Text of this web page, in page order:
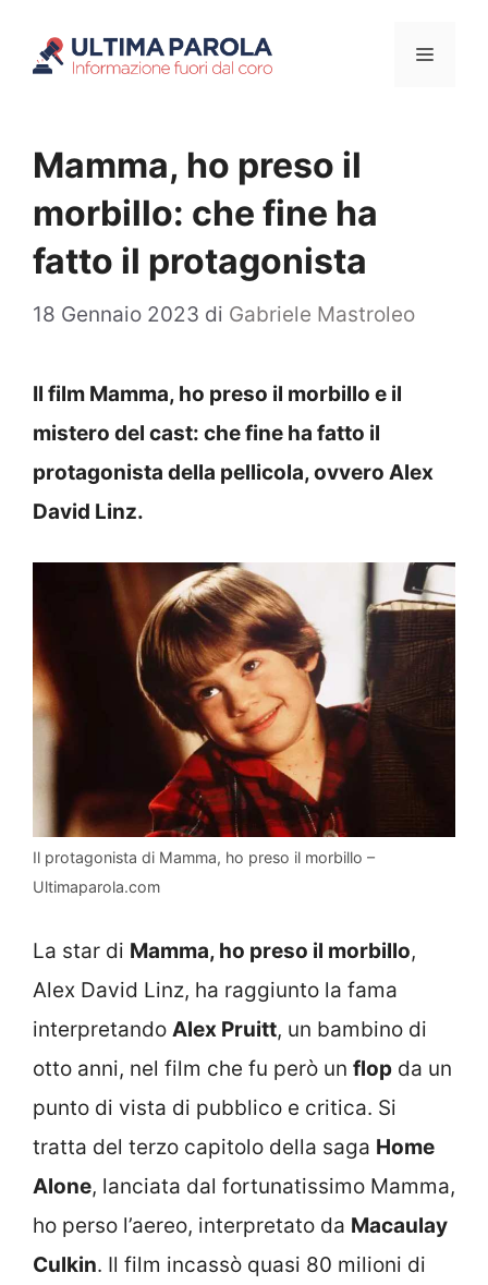
Menu
Mamma, ho preso il
morbillo: che fine ha
fatto il protagonista
18 Gennaio 2023 di Gabriele Mastroleo
Il film Mamma, ho preso il morbillo e il
mistero del cast: che fine ha fatto il
protagonista della pellicola, ovvero Alex
David Linz.
Il protagonista di Mamma, ho preso il morbillo –
Ultimaparola.com
La star di Mamma, ho preso il morbillo,
Alex David Linz, ha raggiunto la fama
interpretando Alex Pruitt, un bambino di
otto anni, nel film che fu però un flop da un
punto di vista di pubblico e critica. Si
tratta del terzo capitolo della saga Home
Alone, lanciata dal fortunatissimo Mamma,
ho perso l’aereo, interpretato da Macaulay
Culkin. Il film incassò quasi 80 milioni di